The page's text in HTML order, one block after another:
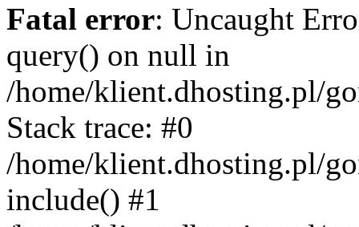
Fatal error: Uncaught
query() on null in
/home/klient.dhosting.pl/
Stack trace: #0
/home/klient.dhosting.pl/
include() #1